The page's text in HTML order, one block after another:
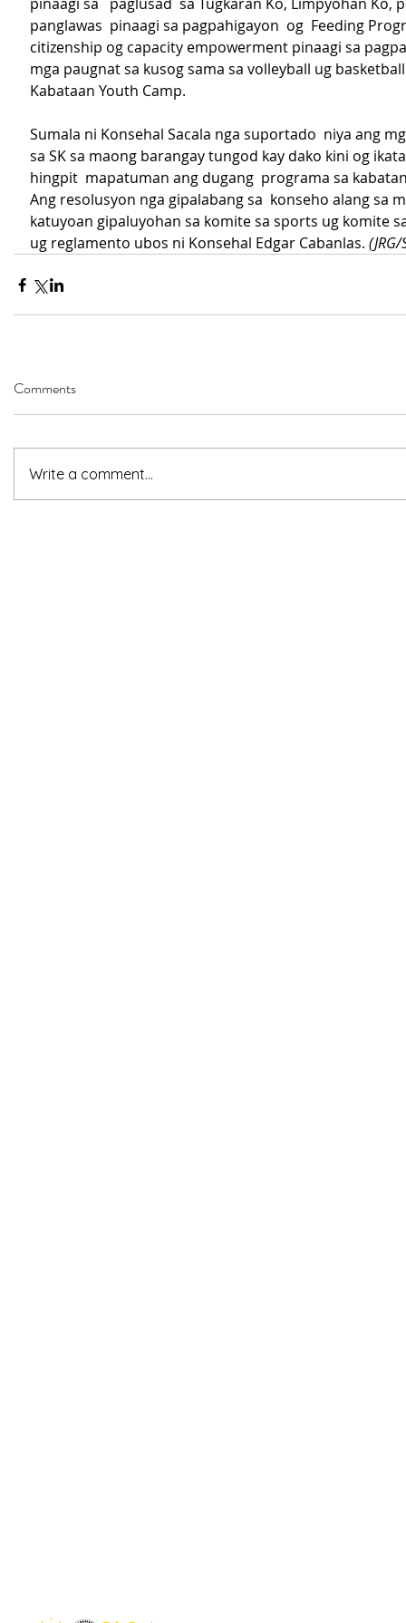
panglawas  pinaagi sa pagpahigayon  og  Feeding
citizenship og capacity empowerment pinaagi sa
mga paugnat sa kusog sama sa volleyball ug
Kabataan Youth Camp.
Sumala ni Konsehal Sacala nga suportado  niya ang
sa SK sa maong barangay tungod kay dako kini og
hingpit  mapatuman ang dugang  programa sa
Ang resolusyon nga gipalabang sa  konseho alang sa
katuyoan gipaluyohan sa komite sa sports ug komite
ug reglamento ubos ni Konsehal Edgar Cabanlas.
Comments
Write a comment...